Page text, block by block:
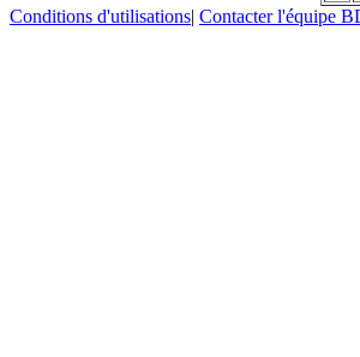
Conditions d'utilisations| Contacter l'équipe